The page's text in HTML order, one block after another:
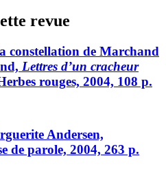
revue
constellation de Marchand
Lettres d’un cracheur
rouges, 2004, 108 p.
Andersen,
de parole, 2004, 263 p.